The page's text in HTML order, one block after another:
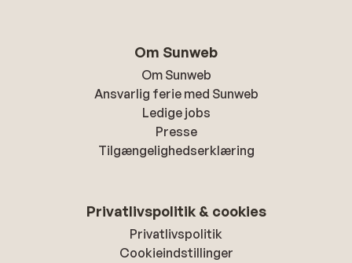
Om Sunweb
Om Sunweb
Ansvarlig ferie med Sunweb
Ledige jobs
Presse
Tilgængelighedserklæring
Privatlivspolitik & cookies
Privatlivspolitik
Cookieindstillinger